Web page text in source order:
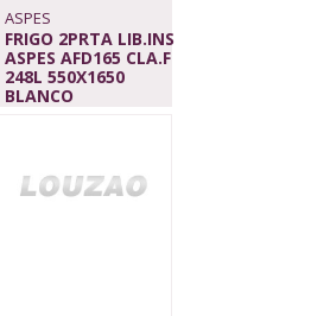
ASPES
FRIGO 2PRTA LIB.INS
ASPES AFD165 CLA.F
248L 550X1650
BLANCO